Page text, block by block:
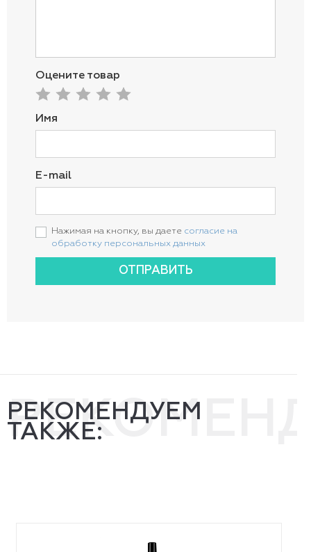
Оцените товар
Имя
E-mail
Нажимая на кнопку, вы даете согласие на
обработку персональных данных
ОТПРАВИТЬ
РЕКОМЕНДУЕМ
ТАКЖЕ: